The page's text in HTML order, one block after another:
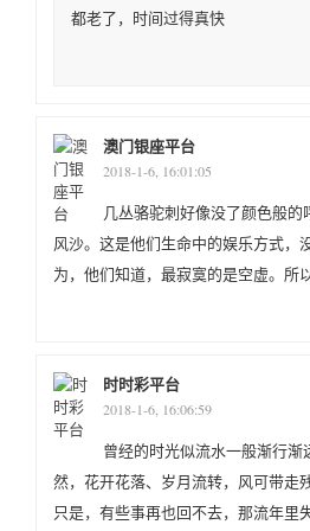
都老了，时间过得真快
澳门银座平台
2018-1-6, 16:01:05
几丛骆驼刺好像没了颜色般
风沙。这是他们生命中的娱乐方式，
为，他们知道，最寂寞的是空虚。所
时时彩平台
2018-1-6, 16:06:59
曾经的时光似流水一般渐行
然，花开花落、岁月流转，风可带走
只是，有些事再也回不去，那流年里